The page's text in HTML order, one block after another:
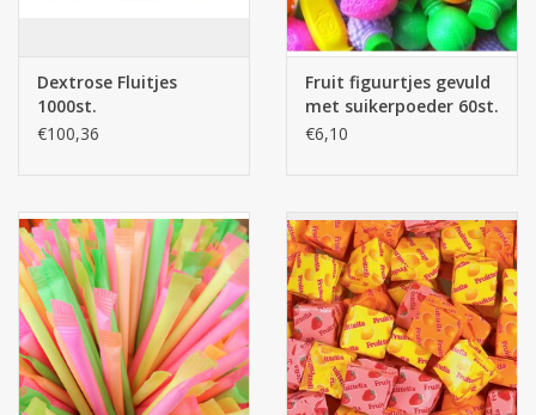
Dextrose Fluitjes
1000st.
€100,36
Fruit figuurtjes gevuld
met suikerpoeder 60st.
x 10g (1 zakje)
€6,10